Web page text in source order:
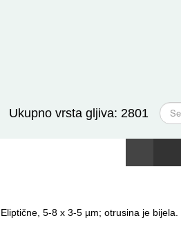
Ukupno vrsta gljiva: 2801
T
r
Eliptične, 5-8 x 3-5 µm; otrusina je bijela.
niže takse: